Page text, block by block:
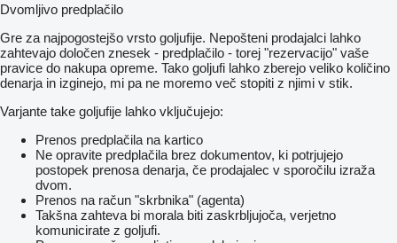
Dvomljivo predplačilo
Gre za najpogostejšo vrsto goljufije. Nepošteni prodajalci lahko
zahtevajo določen znesek - predplačilo - torej "rezervacijo" vaše
pravice do nakupa opreme. Tako goljufi lahko zberejo veliko količino
denarja in izginejo, mi pa ne moremo več stopiti z njimi v stik.
Varjante take goljufije lahko vključujejo:
Prenos predplačila na kartico
Ne opravite predplačila brez dokumentov, ki potrjujejo
postopek prenosa denarja, če prodajalec v sporočilu izraža
dvom.
Prenos na račun "skrbnika" (agenta)
Takšna zahteva bi morala biti zaskrbljujoča, verjetno
komunicirate z goljufi.